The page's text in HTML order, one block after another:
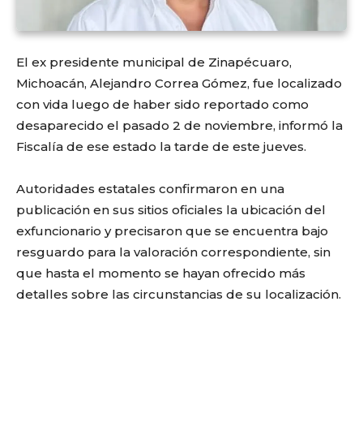
El ex presidente municipal de Zinapécuaro,
Michoacán, Alejandro Correa Gómez, fue localizado
con vida luego de haber sido reportado como
desaparecido el pasado 2 de noviembre, informó la
Fiscalía de ese estado la tarde de este jueves.
Autoridades estatales confirmaron en una
publicación en sus sitios oficiales la ubicación del
exfuncionario y precisaron que se encuentra bajo
resguardo para la valoración correspondiente, sin
que hasta el momento se hayan ofrecido más
detalles sobre las circunstancias de su localización.